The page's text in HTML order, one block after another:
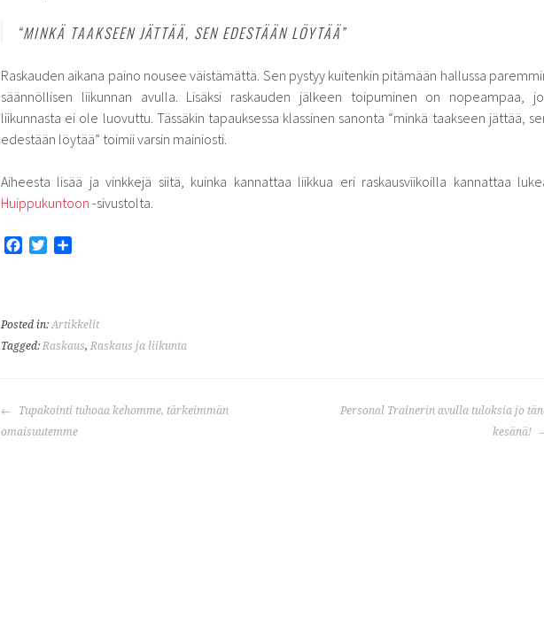
“MINKÄ TAAKSEEN JÄTTÄÄ, SEN EDESTÄÄN LÖYTÄÄ”
Raskauden aikana paino nousee väistämättä. Sen pystyy kuitenkin pitämään hallussa
säännöllisen liikunnan avulla. Lisäksi raskauden jälkeen toipuminen on nopeampaa,
liikunnasta ei ole luovuttu. Tässäkin tapauksessa klassinen sanonta “minkä taakseen jättää,
edestään löytää” toimii varsin mainiosti.
Aiheesta lisää ja vinkkejä siitä, kuinka kannattaa liikkua eri raskausviikoilla kannattaa
Huippukuntoon -sivustolta.
o
o
e
r
e
Posted in:Artikkelit
Tagged:Raskaus,Raskaus ja liikunta
POST
NAVIGATION
Tupakointi tuhoaa kehomme, tärkeimmän
omaisuutemme
Personal Trainerin avulla tuloksia jo
kesänä!